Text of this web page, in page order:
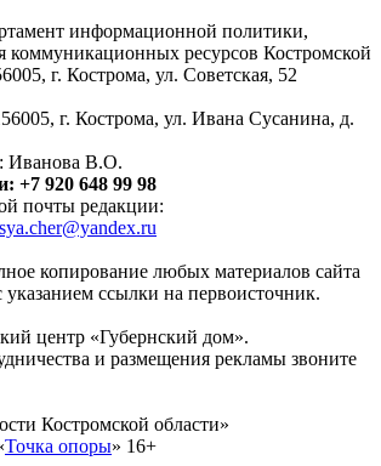
информационной политики,
коммуникационных ресурсов Костромской
г. Кострома, ул. Советская, 52
г. Кострома, ул. Ивана Сусанина, д.
Иванова В.О.
+7 920 648 99 98
почты редакции:
копирование любых материалов сайта
указанием ссылки на первоисточник.
центр «Губернский дом».
и размещения рекламы звоните
Костромской области»
Точка опоры» 16+